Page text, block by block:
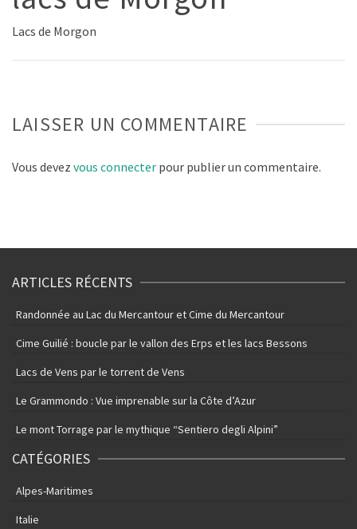
Lacs de Morgon
LAISSER UN COMMENTAIRE
Vous devez vous connecter pour publier un commentaire.
ARTICLES RÉCENTS
Randonnée au Lac du Mercantour et Cime du Mercantour
Cime Guilié : boucle par le vallon des Erps et les lacs Bessons
Lacs de Vens par le torrent de Vens
Le Grammondo : Vue imprenable sur la Côte d’Azur
Le mont Torrage par le mythique “Sentiero degli Alpini”
CATÉGORIES
Alpes-Maritimes
Italie